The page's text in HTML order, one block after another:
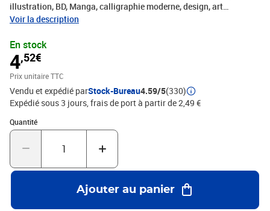
illustration, BD, Manga, calligraphie moderne, design, art
journaling... Système de recharge au brevet déposé : facile, rapide
couleurs Colorex. Accessoires : Marqueur vide compatible avec 56
couleurs Colorex et création de teintes sur-mesure. Pointes de
rechange disponibles pour une utilisation infinie
Voir la description
En stock
4,52€
Prix unitaire TTC
Vendu et expédié parStock-Bureau4.59/5(330)
Expédié sous 3 jours, frais de port à partir de 2,49 €
Quantité
Quantité : 1
Ajouter au panier